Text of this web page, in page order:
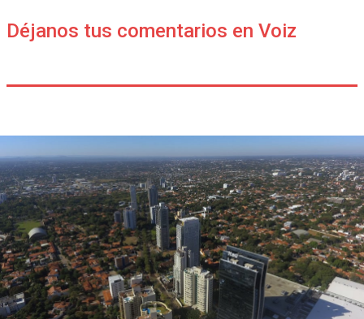
Déjanos tus comentarios en Voiz